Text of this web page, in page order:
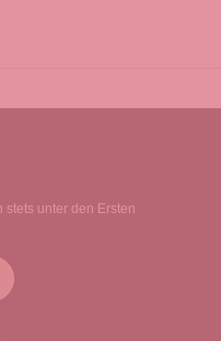
unter den Ersten